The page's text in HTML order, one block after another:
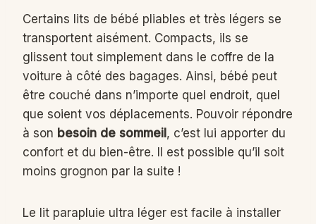
Certains lits de bébé pliables et très légers se
transportent aisément. Compacts, ils se
glissent tout simplement dans le coffre de la
voiture à côté des bagages. Ainsi, bébé peut
être couché dans n’importe quel endroit, quel
que soient vos déplacements. Pouvoir répondre
à son besoin de sommeil , c’est lui apporter du
confort et du bien-être. Il est possible qu’il soit
moins grognon par la suite !
Le lit parapluie ultra léger est facile à installer